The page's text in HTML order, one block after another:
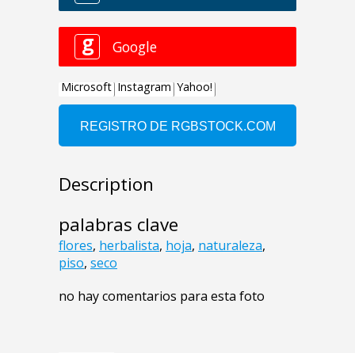
Description
palabras clave
flores, herbalista, hoja, naturaleza,
piso, seco
no hay comentarios para esta foto